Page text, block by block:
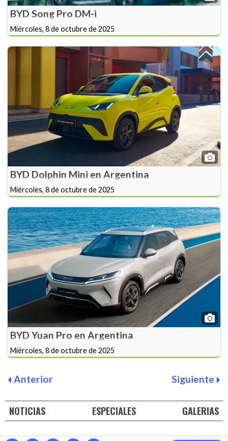
BYD Song Pro DM-i
Miércoles, 8 de octubre de 2025
BYD Dolphin Mini en Argentina
Miércoles, 8 de octubre de 2025
BYD Yuan Pro en Argentina
Miércoles, 8 de octubre de 2025
Anterior Siguiente
NOTICIAS ESPECIALES GALERIAS